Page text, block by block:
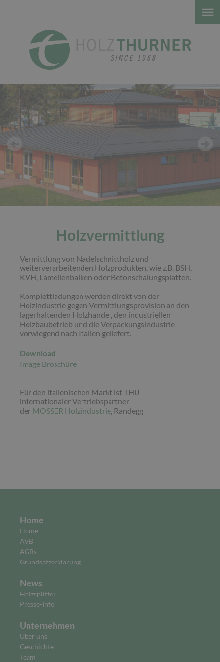
Holzvermittlung
Vermittlung von Nadelschnittholz und
weiterverarbeitenden Holzprodukten, wie z.B. BSH,
KVH, Lamellenbalken oder Betonschalungsplatten.
Komplettladungen werden direkt von der
Holzindustrie gegen Vermittlungsprovision an den
lagerhaltenden Holzhandel, den industriellen
Holzbaubetrieb und die Verpackungsindustrie
vorwiegend nach Italien geliefert.
Download
Image Broschüre
Für den italienischen Markt ist THU
internationaler Vertriebspartner
der MOSSER Holzindustrie, Randegg
Home
Home
AVB
AGBs
Grundsatzerklärung
News
Holzsplitter
Presse-Info
Unternehmen
Über uns
Geschichte
Team